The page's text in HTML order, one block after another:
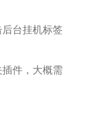
台挂机标签
件，大概需